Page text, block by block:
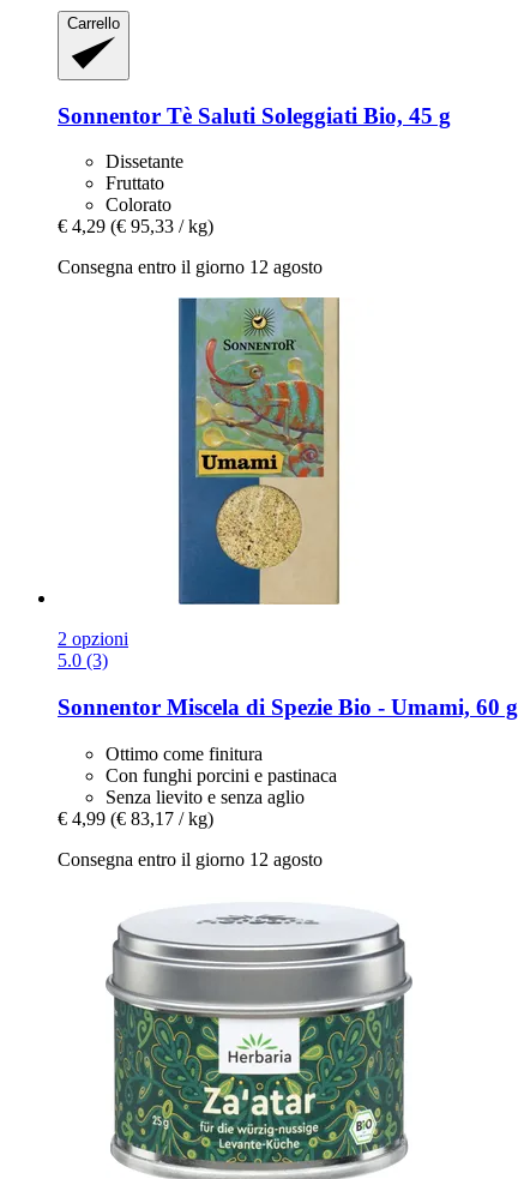
Carrello
Sonnentor Tè Saluti Soleggiati Bio, 45 g
Dissetante
Fruttato
Colorato
€ 4,29 (€ 95,33 / kg)
Consegna entro il giorno 12 agosto
2 opzioni
5.0 (3)
Sonnentor Miscela di Spezie Bio -​ Umami, 60 g
Ottimo come finitura
Con funghi porcini e pastinaca
Senza lievito e senza aglio
€ 4,99 (€ 83,17 / kg)
Consegna entro il giorno 12 agosto